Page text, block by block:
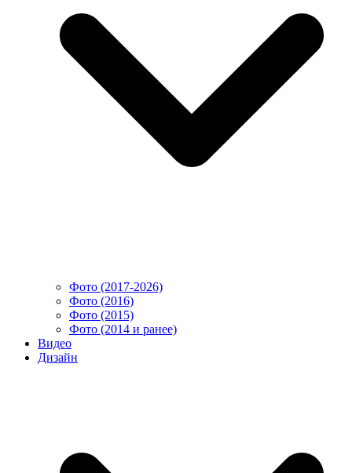
Фото (2017-2026)
Фото (2016)
Фото (2015)
Фото (2014 и ранее)
Видео
Дизайн